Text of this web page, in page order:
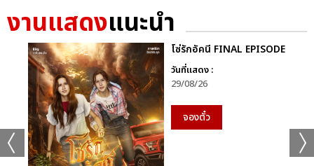
งานแสดงแนะนำ
โซ่รักอัคนี FINAL EPISODE
วันที่แสดง :
29/08/26
จองตั๋ว